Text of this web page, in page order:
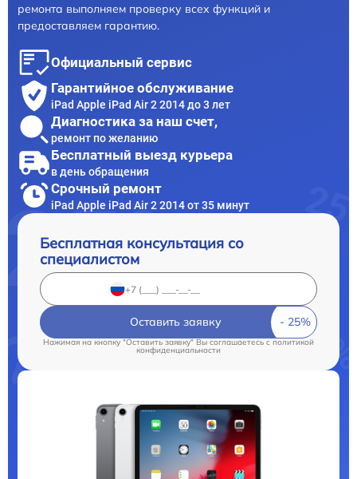
ремонта выполняем проверку всех функций и
предоставляем гарантию.
Официальный сервис
Гарантийное обслуживание
iPad Apple iPad Air 2 2014 до 3 лет
Диагностика за наш счет,
ремонт по желанию
Бесплатный выезд курьера
в день обращения
Срочный ремонт
iPad Apple iPad Air 2 2014 от 35 минут
Бесплатная консультация со
специалистом
Оставить заявку
Нажимая на кнопку "Оставить заявку" Вы соглашаетесь cполитикой
конфиденциальности